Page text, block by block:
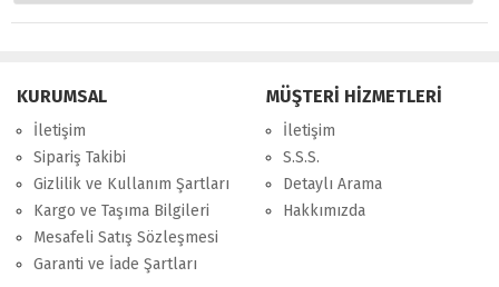
KURUMSAL
İletişim
Sipariş Takibi
Gizlilik ve Kullanım Şartları
Kargo ve Taşıma Bilgileri
Mesafeli Satış Sözleşmesi
Garanti ve İade Şartları
MÜŞTERİ HİZMETLERİ
İletişim
S.S.S.
Detaylı Arama
Hakkımızda